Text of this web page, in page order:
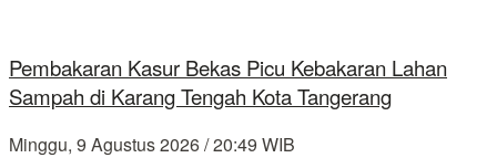
Pembakaran Kasur Bekas Picu Kebakaran Lahan
Sampah di Karang Tengah Kota Tangerang
Minggu, 9 Agustus 2026 / 20:49 WIB